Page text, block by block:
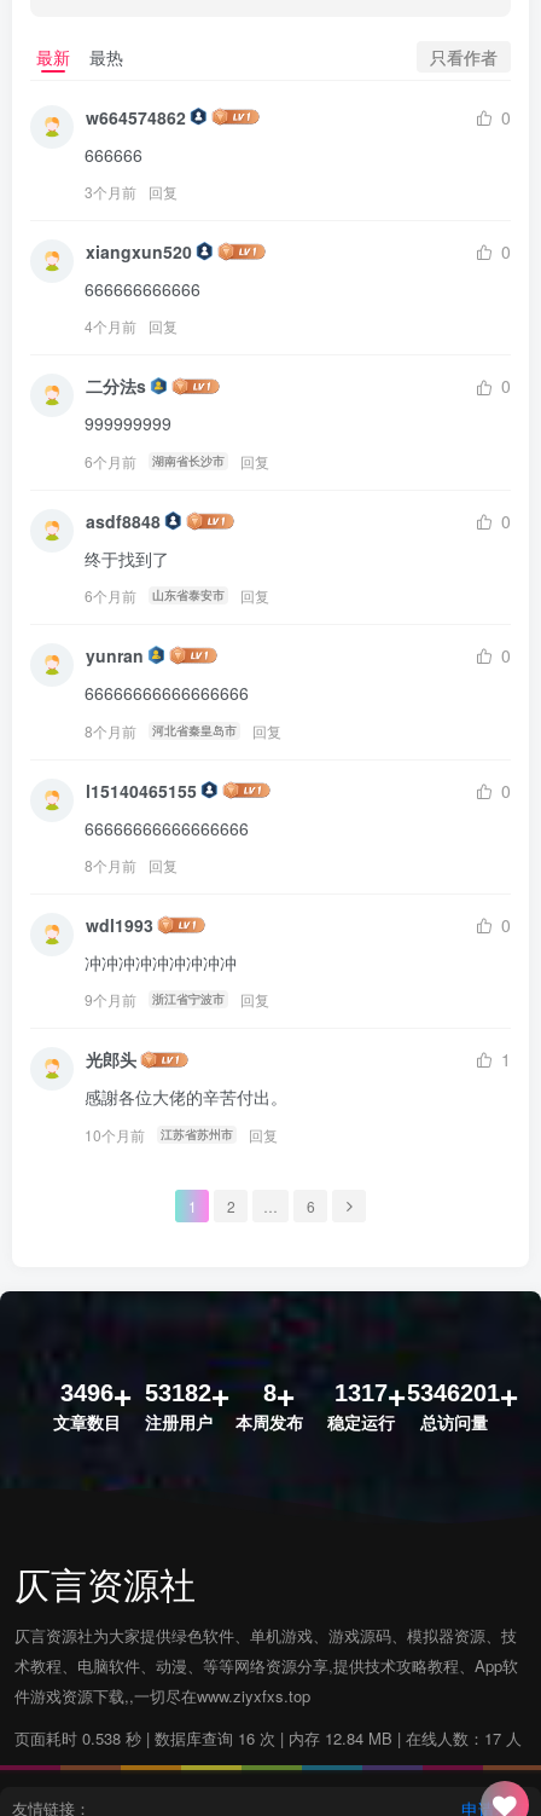
最新 最热 只看作者
w664574862
0
666666
3个月前 回复
xiangxun520
0
666666666666
4个月前 回复
二分法s
0
999999999
6个月前 湖南省长沙市 回复
asdf8848
0
终于找到了
6个月前 山东省泰安市 回复
yunran
0
66666666666666666
8个月前 河北省秦皇岛市 回复
l15140465155
0
66666666666666666
8个月前 回复
wdl1993
0
冲冲冲冲冲冲冲冲冲
9个月前 浙江省宁波市 回复
光郎头
1
感謝各位大佬的辛苦付出。
10个月前 江苏省苏州市 回复
1 2 6
3496
文章数目
53182
注册用户
8
本周发布
1317
稳定运行
5346201
总访问量
仄言资源社
仄言资源社为大家提供绿色软件、单机游戏、游戏源码、模拟器资源、技
术教程、电脑软件、动漫、等等网络资源分享,提供技术攻略教程、App软
件游戏资源下载,,一切尽在www.ziyxfxs.top
页面耗时 0.538 秒 | 数据库查询 16 次 | 内存 12.84 MB | 在线人数：17 人
友情链接： 申请友链